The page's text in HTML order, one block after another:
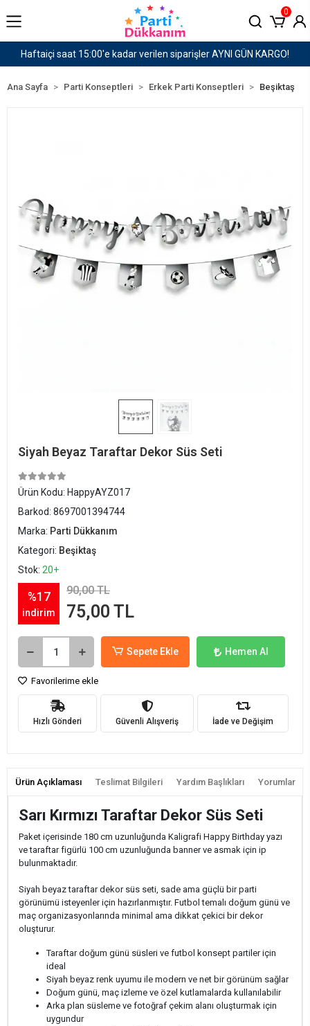
GÜN KARGO! 1500 TL ve Üzeri Kargo
0
Ana Sayfa Parti Konseptleri Erkek Parti Konseptleri Beşiktaş
Siyah Beyaz Taraftar Dekor Süs Seti
Ürün Kodu: HappyAYZ017
Barkod: 8697001394744
Marka: Parti Dükkanım
Kategori: Beşiktaş
Stok: 20+
%17
indirim
90,00 TL
75,00 TL
Sepete Ekle Hemen Al
Favorilerime ekle
Hızlı Gönderi Güvenli Alışveriş İade ve Değişim
Ürün Açıklaması Teslimat Bilgileri Yardım Başlıkları Yorumlar
Sarı Kırmızı Taraftar Dekor Süs Seti
Paket içerisinde 180 cm uzunluğunda Kaligrafi Happy Birthday yazı
ve taraftar figürlü 100 cm uzunluğunda banner ve asmak için ip
bulunmaktadır.
Siyah beyaz taraftar dekor süs seti, sade ama güçlü bir parti
görünümü isteyenler için hazırlanmıştır. Futbol temalı doğum günü ve
maç organizasyonlarında minimal ama dikkat çekici bir dekor
oluşturur.
Taraftar doğum günü süsleri ve futbol konsept partiler için
ideal
Siyah beyaz renk uyumu ile modern ve net bir görünüm sağlar
Doğum günü, maç izleme ve özel kutlamalarda kullanılabilir
Arka plan süsleme ve fotoğraf çekim alanı oluşturmak için
uygundur